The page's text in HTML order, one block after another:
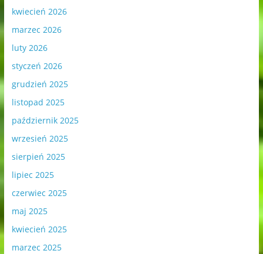
kwiecień 2026
marzec 2026
luty 2026
styczeń 2026
grudzień 2025
listopad 2025
październik 2025
wrzesień 2025
sierpień 2025
lipiec 2025
czerwiec 2025
maj 2025
kwiecień 2025
marzec 2025